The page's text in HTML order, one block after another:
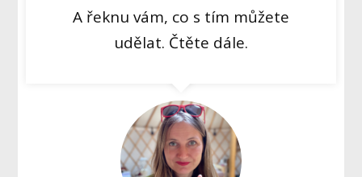
A řeknu vám, co s tím můžete
udělat. Čtěte dále.